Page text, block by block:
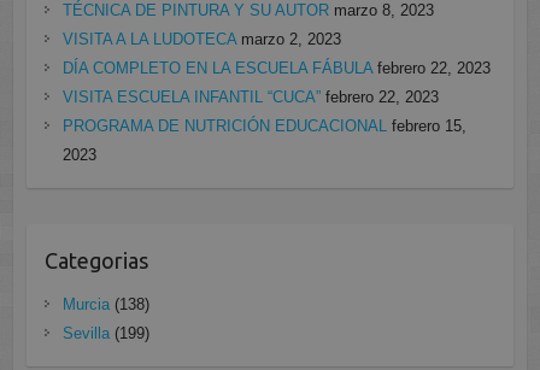
TÉCNICA DE PINTURA Y SU AUTOR marzo 8, 2023
VISITA A LA LUDOTECA marzo 2, 2023
DÍA COMPLETO EN LA ESCUELA FÁBULA febrero 22, 2023
VISITA ESCUELA INFANTIL “CUCA” febrero 22, 2023
PROGRAMA DE NUTRICIÓN EDUCACIONAL febrero 15,
2023
Categorias
Murcia(138)
Sevilla(199)